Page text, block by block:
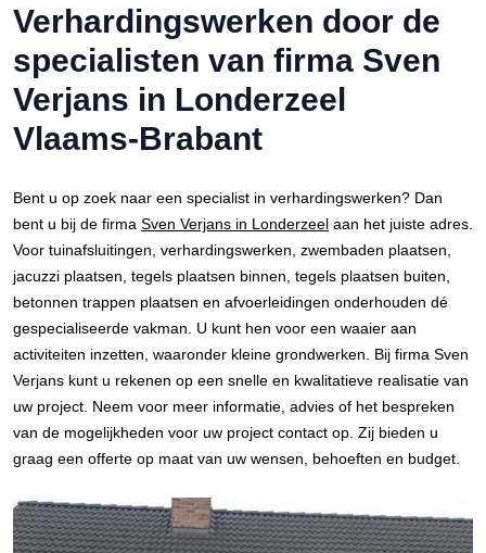
Verhardingswerken door de
specialisten van firma Sven
Verjans in Londerzeel
Vlaams-Brabant
Bent u op zoek naar een specialist in verhardingswerken? Dan
bent u bij de firma Sven Verjans in Londerzeel aan het juiste adres.
Voor tuinafsluitingen, verhardingswerken, zwembaden plaatsen,
jacuzzi plaatsen, tegels plaatsen binnen, tegels plaatsen buiten,
betonnen trappen plaatsen en afvoerleidingen onderhouden dé
gespecialiseerde vakman. U kunt hen voor een waaier aan
activiteiten inzetten, waaronder kleine grondwerken. Bij firma Sven
Verjans kunt u rekenen op een snelle en kwalitatieve realisatie van
uw project. Neem voor meer informatie, advies of het bespreken
van de mogelijkheden voor uw project contact op. Zij bieden u
graag een offerte op maat van uw wensen, behoeften en budget.